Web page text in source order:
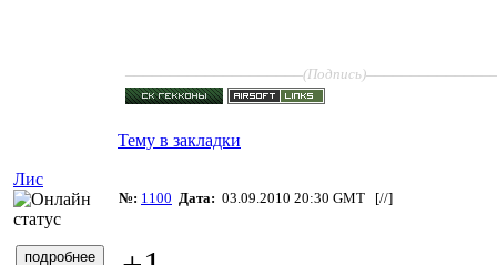
(Подпись)
Тему в закладки
Лис
№: 1100 Дата: 03.09.2010 20:30 GMT [//]